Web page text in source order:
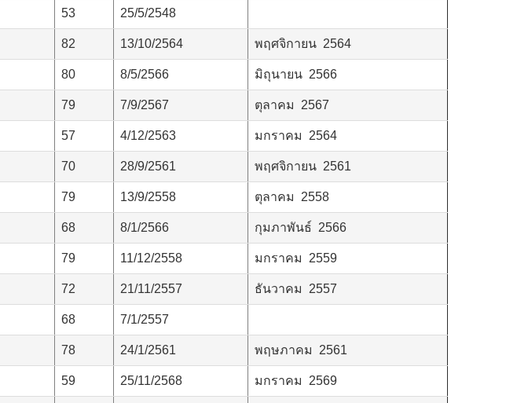
53 25/5/2548
82 13/10/2564 พฤศจิกายน 2564
80 8/5/2566 มิถุนายน 2566
79 7/9/2567 ตุลาคม 2567
57 4/12/2563 มกราคม 2564
70 28/9/2561 พฤศจิกายน 2561
79 13/9/2558 ตุลาคม 2558
68 8/1/2566 กุมภาพันธ์ 2566
79 11/12/2558 มกราคม 2559
72 21/11/2557 ธันวาคม 2557
68 7/1/2557
78 24/1/2561 พฤษภาคม 2561
59 25/11/2568 มกราคม 2569